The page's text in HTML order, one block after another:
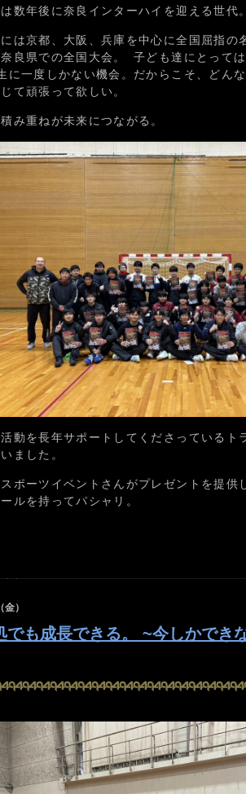
数年後に奈良インターハイを迎える世
は京都、大阪、兵庫を中心に全国屈指の
良県での全国大会。 子ども達にとって
に一度しかない機会。だからこそ、どん
て頑張って欲しい。
み重ねが未来につながる。
動を長年サポートしてくださっているト
ました。
ポーツイベントさんがプレゼントを提供
ルを持ってパシャリ。
）
でも成長できる。 ~今しかでき